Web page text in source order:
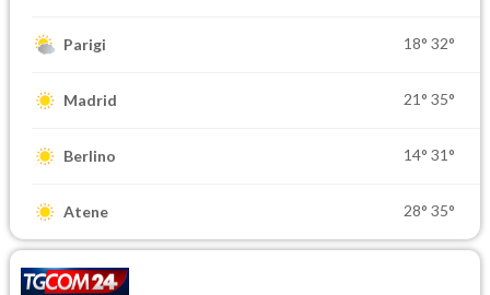
Parigi 18° 32°
Madrid 21° 35°
Berlino 14° 31°
Atene 28° 35°